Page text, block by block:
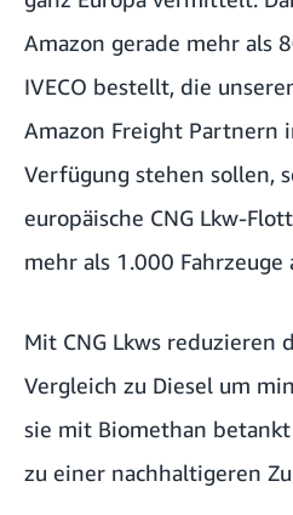
Amazon gerade mehr als
IVECO bestellt, die
Amazon Freight Partnern
Verfügung stehen sollen,
europäische CNG Lkw-
mehr als 1.000 Fahrzeuge
Mit CNG Lkws reduzieren
Vergleich zu Diesel um
sie mit Biomethan
zu einer nachhaltigeren